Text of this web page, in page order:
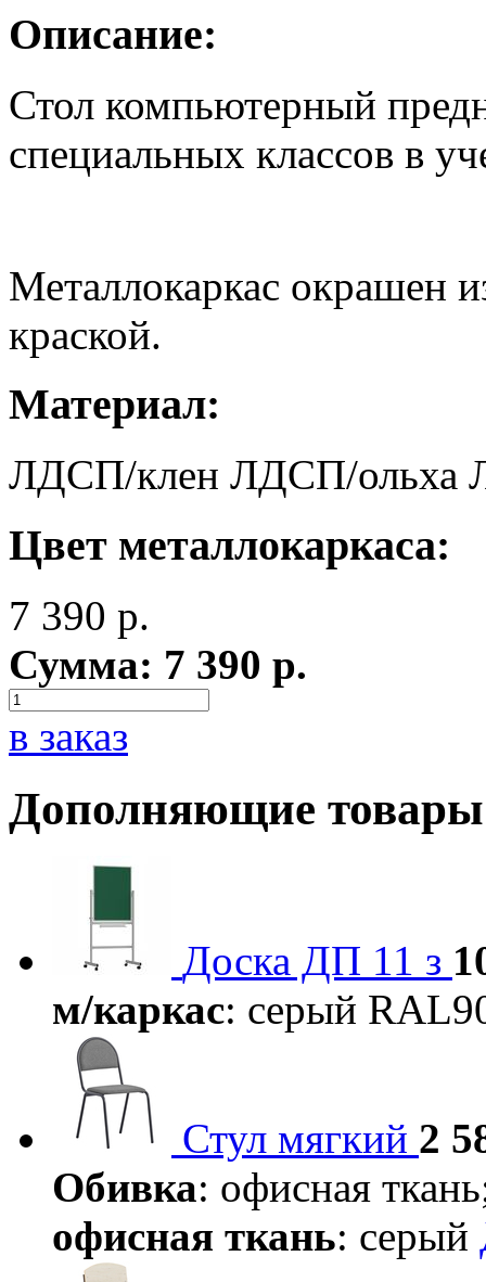
Описание:
Стол компьютерный
специальных классов в
Металлокаркас окрашен
краской.
Материал:
ЛДСП/клен ЛДСП/ольха
Цвет металлокаркаса:
7 390 р.
Сумма: 7 390 р.
в заказ
Дополняющие товары
Доска ДП 11 з
м/каркас: серый
Стул мягкий 2
Обивка: офисная
офисная ткань: серый